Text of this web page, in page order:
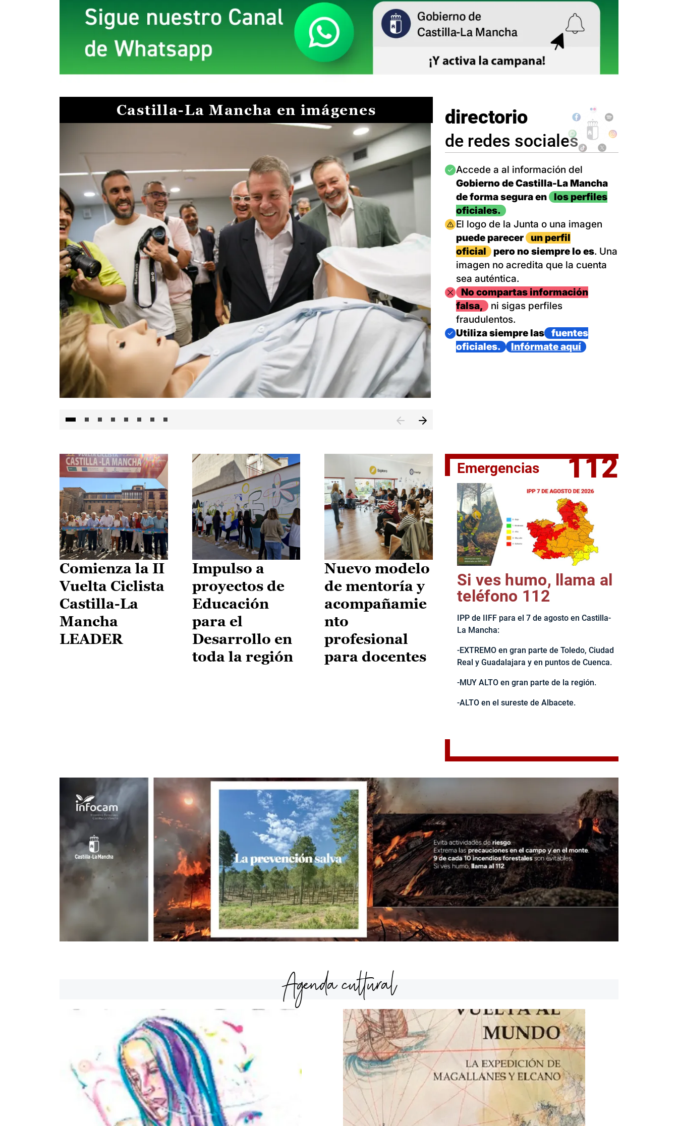
Castilla-La Mancha en imágenes
El jefe del Ejecutivo castellanomanchego, Emiliano García-
directorio
de redes sociales
Imagen
Accede a al información del
Gobierno de Castilla-La Mancha
de forma segura en
los perfiles
oficiales.
Imagen
El logo de la Junta o una imagen
puede parecer
un perfil
oficial
pero no siempre lo es. Una
imagen no acredita que la cuenta
sea auténtica.
ImagenNo compartas información
falsa,
ni sigas perfiles
fraudulentos.
Imagen
Utiliza siempre las
fuentes
oficiales.
Infórmate aquí
Comienza la II
Vuelta Ciclista
Castilla-La
Mancha
LEADER
Impulso a
proyectos de
Educación
para el
Desarrollo en
toda la región
Nuevo modelo
de mentoría y
acompañamie
nto
profesional
para docentes
Emergencias 112
Si ves humo, llama al
teléfono 112
IPP de IIFF para el 7 de agosto en Castilla-
La Mancha:
-EXTREMO en gran parte de Toledo, Ciudad
Real y Guadalajara y en puntos de Cuenca.
-MUY ALTO en gran parte de la región.
-ALTO en el sureste de Albacete.
Agenda cultural